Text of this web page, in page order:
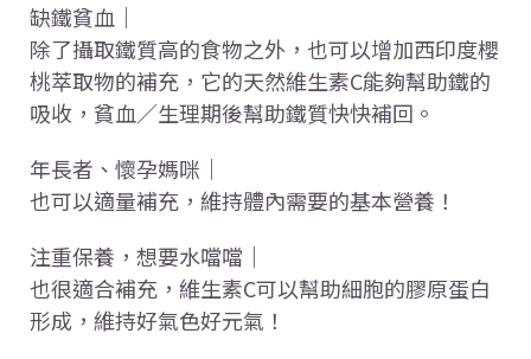
缺鐵貧血｜
除了攝取鐵質高的食物之外，也可以增加西印度櫻
桃萃取物的補充，它的天然維生素C能夠幫助鐵的
吸收，貧血／生理期後幫助鐵質快快補回。
年長者、懷孕媽咪｜
也可以適量補充，維持體內需要的基本營養！
注重保養，想要水噹噹｜
也很適合補充，維生素C可以幫助細胞的膠原蛋白
形成，維持好氣色好元氣！